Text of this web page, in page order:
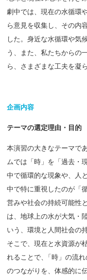
劇中では、現在の水循環
ら意見を収集し、その内
した。身近な水循環や気
う、また、私たちからの
ら、さまざまな工夫を凝
企画内容
テーマの選定理由・ 目的
本演習の大きなテーマで
ムでは「時」を「過去・
中で循環的な現象や、人
中で特に重視したのが「
営みや社会の持続可能性
は、地球上の水が大気・
いう、環境と人間社会の
そこで、現在と水資源が
れることで
「時」の流
のつながりを、体感的に